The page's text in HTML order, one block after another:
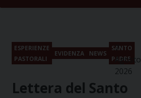
ESPERIENZE
PASTORALI
EVIDENZA NEWS
SANTO
PADRE
7
Agosto
2026
Lettera del Santo